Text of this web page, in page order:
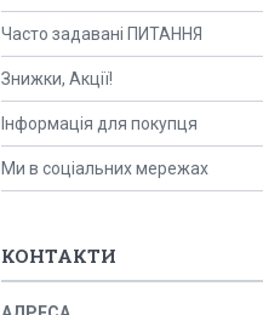
Часто задавані ПИТАННЯ
Знижки, Акції!
Інформація для покупця
Ми в соціальних мережах
КОНТАКТИ